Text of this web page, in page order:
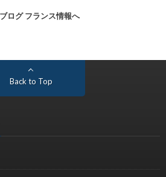
Back to Top